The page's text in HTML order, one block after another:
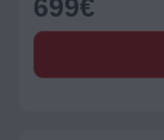
699€